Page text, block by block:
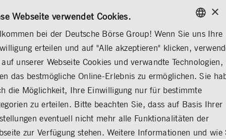
KONTAKT
Inter(n)view: Joelle
Marie John
Teilen Drucken
ENGLISH
ENGLISH
×
Webseite verwendet Cookies.
bei der Deutsche Börse Group! Wenn Sie uns Ihre
erteilen und auf "Alle akzeptieren" klicken,
unserer Webseite Cookies und verwandte Technologien,
das bestmögliche Online-Erlebnis zu ermöglichen. Sie
die Möglichkeit, Ihre Einwilligung nur für bestimmte
zu erteilen. Bitte beachten Sie, dass auf Basis Ihrer
eventuell nicht mehr alle Funktionalitäten der
zur Verfügung stehen. Weitere Informationen und wie